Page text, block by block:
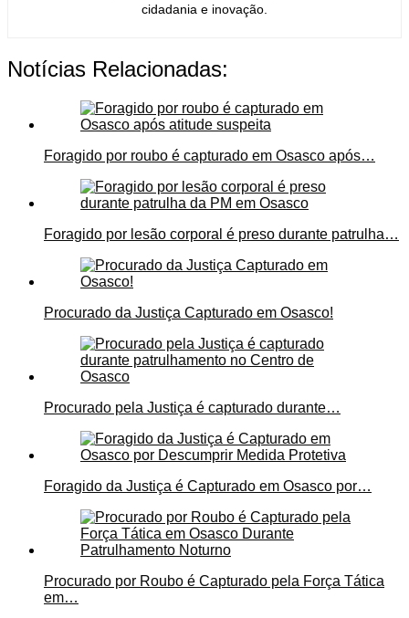
cidadania e inovação.
Notícias Relacionadas:
Foragido por roubo é capturado em Osasco após…
Foragido por lesão corporal é preso durante patrulha…
Procurado da Justiça Capturado em Osasco!
Procurado pela Justiça é capturado durante…
Foragido da Justiça é Capturado em Osasco por…
Procurado por Roubo é Capturado pela Força Tática
em…